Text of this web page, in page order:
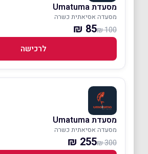
מסעדת Umatuma
מסעדה אסיאתית כשרה
100 ₪
85 ₪
לרכישה
מסעדת Umatuma
מסעדה אסיאתית כשרה
300 ₪
255 ₪